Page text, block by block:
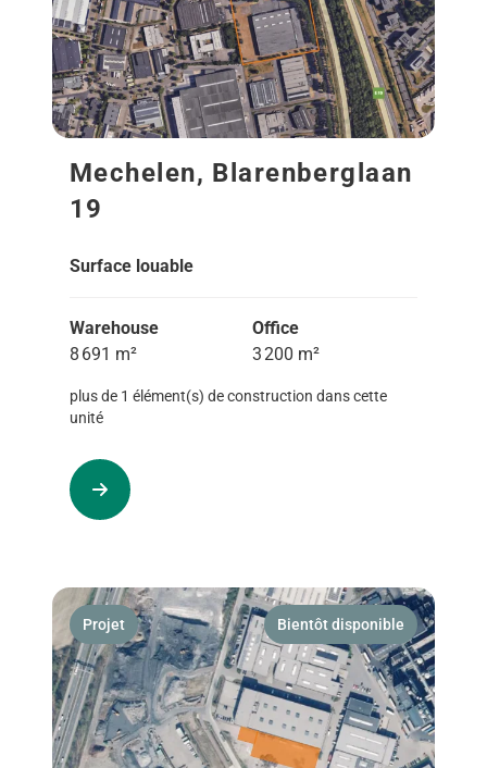
Mechelen, Blarenberglaan
19
Surface louable
Warehouse
8 691 m²
Office
3 200 m²
plus de 1 élément(s) de construction dans cette
unité
Projet Bientôt disponible